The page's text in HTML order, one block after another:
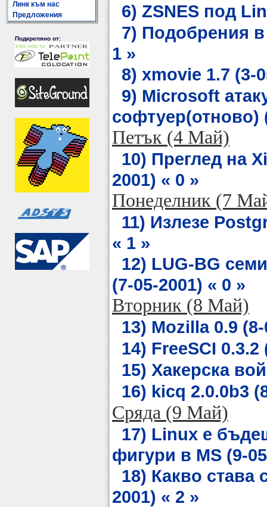
Линк към нас
Предложения
Подкрепяно от:
6) ZSNES под
7) Подобрения
1 »
8) xmovie 1.7 (3-
9) Microsoft
софтуер(отново)
Петък (4 Май)
10) Преглед на
2001) « 0 »
Понеделник (7
11) Излезе
« 1 »
12) LUG-BG
(7-05-2001) « 0 »
Вторник (8 Май)
13) Mozilla 0.9
14) FreeSCI 0.3.2
15) Хакерска
16) kicq 2.0.0b3
Сряда (9 Май)
17) Linux е
фигури в MS (9-
18) Какво става
2001) « 2 »